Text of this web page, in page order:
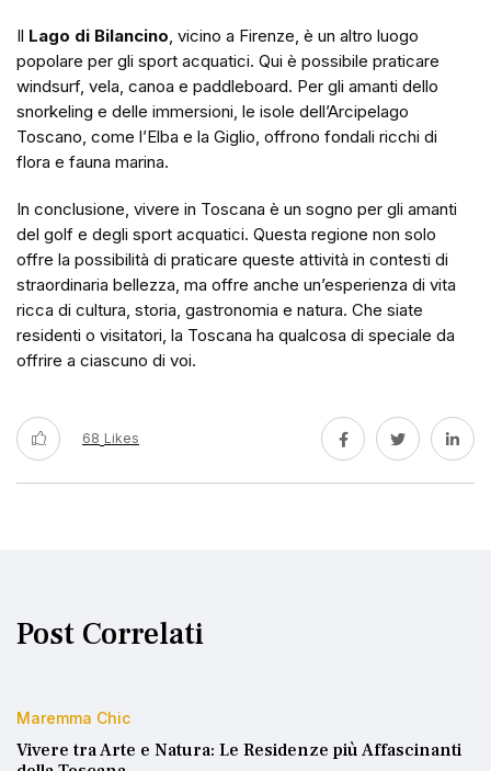
Il Lago di Bilancino, vicino a Firenze, è un altro luogo
popolare per gli sport acquatici. Qui è possibile praticare
windsurf, vela, canoa e paddleboard. Per gli amanti dello
snorkeling e delle immersioni, le isole dell’Arcipelago
Toscano, come l’Elba e la Giglio, offrono fondali ricchi di
flora e fauna marina.
In conclusione, vivere in Toscana è un sogno per gli amanti
del golf e degli sport acquatici. Questa regione non solo
offre la possibilità di praticare queste attività in contesti di
straordinaria bellezza, ma offre anche un’esperienza di vita
ricca di cultura, storia, gastronomia e natura. Che siate
residenti o visitatori, la Toscana ha qualcosa di speciale da
offrire a ciascuno di voi.
68 Likes
Post Correlati
Maremma Chic
Vivere tra Arte e Natura: Le Residenze più Affascinanti